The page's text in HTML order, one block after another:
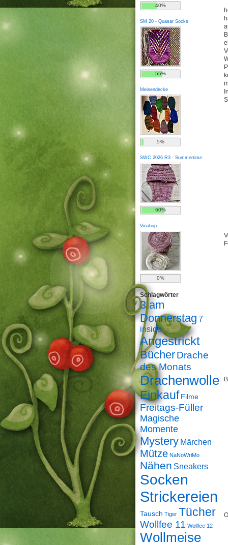
40%
SM 20 - Quasar Socks
55%
Meisendecke
5%
SWC 2026 R3 - Summertime
60%
Vinahop
0%
Schlagwörter
3 am
Donnerstag 7
inside
Angestrickt
BücherDrache
des Monats
Drachenwolle
Einkauf Filme
Freitags-Füller
Magische
Momente
Mystery Märchen
Mütze NaNoWriMo
Nähen Sneakers
Socken
Strickereien
Tausch Tiger Tücher
Wollfee 11 Wollfee 12
Wollmeise